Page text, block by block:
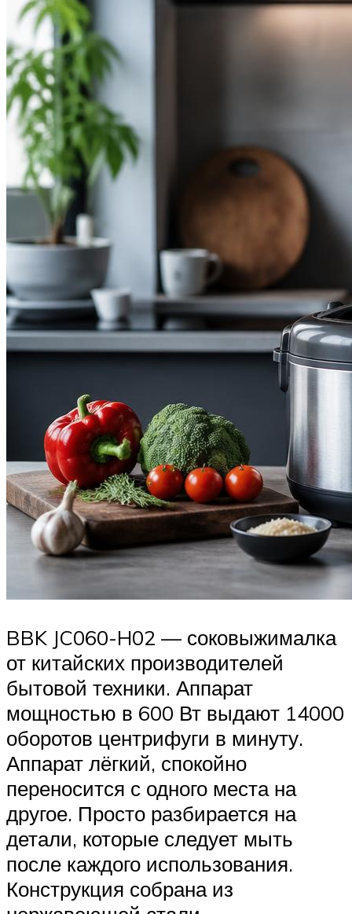
BBK JC060-H02 — соковыжималка
от китайских производителей
бытовой техники. Аппарат
мощностью в 600 Вт выдают 14000
оборотов центрифуги в минуту.
Аппарат лёгкий, спокойно
переносится с одного места на
другое. Просто разбирается на
детали, которые следует мыть
после каждого использования.
Конструкция собрана из